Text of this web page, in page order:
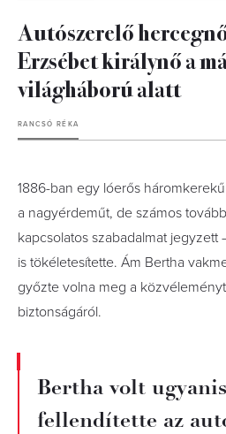
Autószerelő
Erzsébet királynő a
világháború alatt
RANCSÓ RÉKA
1886-ban egy lóerős
a nagyérdeműt, de számos
kapcsolatos szabadalmat jegyzett
is tökéletesítette. Ám Bertha
győzte volna meg a
biztonságáról.
Bertha volt
fellendítette az